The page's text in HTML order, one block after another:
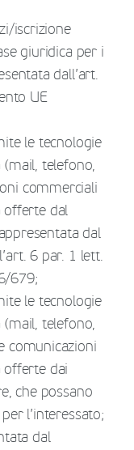
iscrizione
giuridica per i
dall’art.
UE
le tecnologie
telefono,
commerciali
offerte dal
dal
6 par. 1 lett.
679;
le tecnologie
telefono,
comunicazioni
offerte dai
che possano
l’interessato;
dal